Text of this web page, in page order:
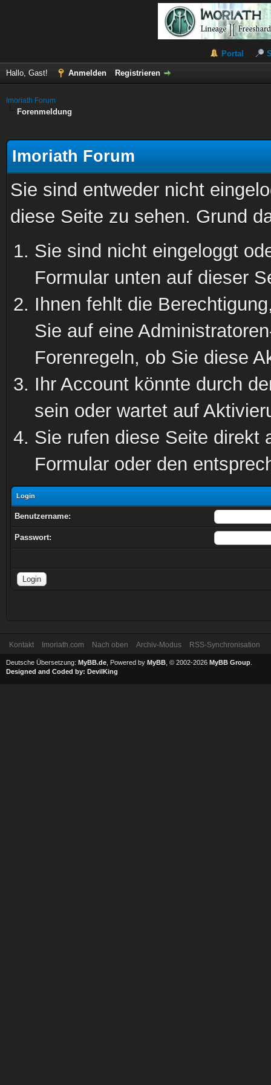
Portal
Hallo, Gast! Anmelden Registrieren
Imoriath Forum
Forenmeldung
Imoriath Forum
Sie sind entweder nicht
diese Seite zu sehen. Grund
Sie sind nicht eingeloggt
Formular unten auf dieser
Ihnen fehlt die
Sie auf eine
Forenregeln, ob Sie diese
Ihr Account könnte durch
sein oder wartet auf
Sie rufen diese Seite direkt
Formular oder den
Login
Benutzername:
Passwort:
Kontakt Imoriath.com Nach oben Archiv-Modus RSS-Synchronisation
Deutsche Übersetzung: MyBB.de , Powered by MyBB , © 2002-2026 MyBB Group
Designed and Coded by: DevilKing